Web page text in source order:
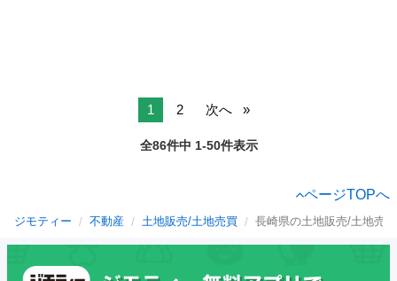
1 2 次へ
全86件中 1-50件表示
ページTOPへ
ジモティー 不動産 土地販売/土地売買 長崎県の土地販売/土地売買